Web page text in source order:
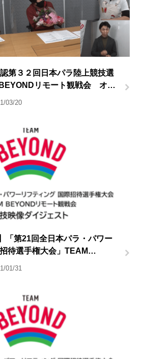
第３２回日本パラ陸上競技選
リモート観戦会 オン
03/20
「第21回全日本パラ・パワー
待選手権大会」TEAM
戦会【大会2日目1月31日（日
01/31